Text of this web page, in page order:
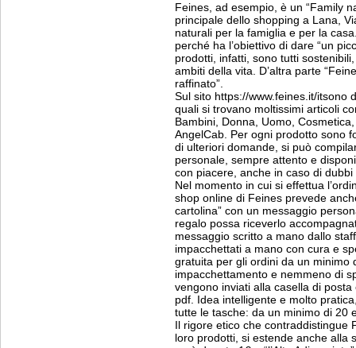
Feines, ad esempio, è un “Family
principale dello shopping a Lana,
naturali per la famiglia e per la
perché ha l’obiettivo di dare “un
prodotti, infatti, sono tutti
ambiti della vita. D’altra parte
raffinato”.
Sul sito https://www.feines.it/itsono
quali si trovano moltissimi articoli
Bambini, Donna, Uomo,
AngelCab. Per ogni prodotto sono
di ulteriori domande, si può
personale, sempre attento e
con piacere, anche in caso di dubbi
Nel momento in cui si effettua
shop online di Feines prevede
cartolina” con un messaggio
regalo possa riceverlo
messaggio scritto a mano dallo
impacchettati a mano con cura e
gratuita per gli ordini da un minimo
impacchettamento e nemmeno di
vengono inviati alla casella di
pdf. Idea intelligente e molto
tutte le tasche: da un minimo di 20
Il rigore etico che contraddistingue
loro prodotti, si estende anche alla